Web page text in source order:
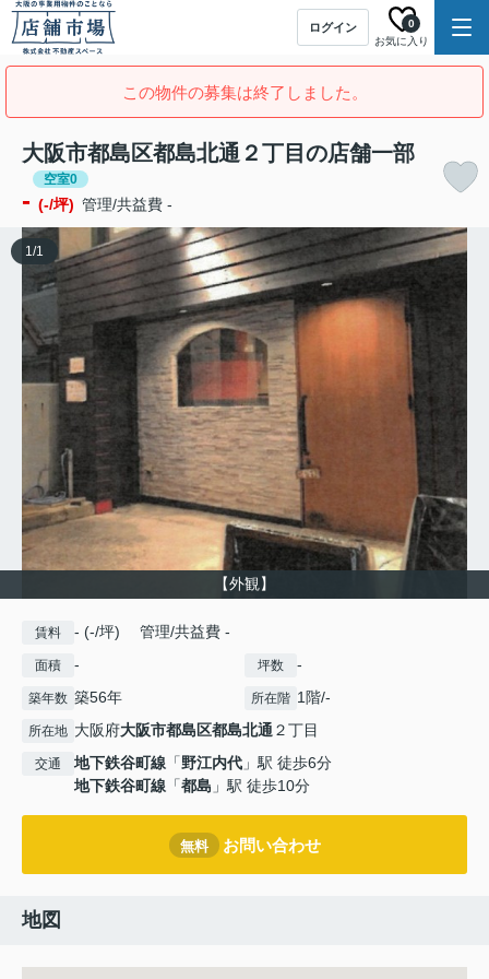
ログイン
お気に入り
0
この物件の募集は終了しました。
大阪市都島区都島北通２丁目の店舗一部
空室0
- (-/坪) 管理/共益費 -
【外観】
1/1
賃料 - (-/坪) 管理/共益費 -
面積 - 坪数 -
築年数 築56年 所在階 1階/-
所在地 大阪府大阪市都島区都島北通２丁目
交通 地下鉄谷町線 「野江内代 」駅 徒歩6分
地下鉄谷町線 「都島 」駅 徒歩10分
無料 お問い合わせ
地図